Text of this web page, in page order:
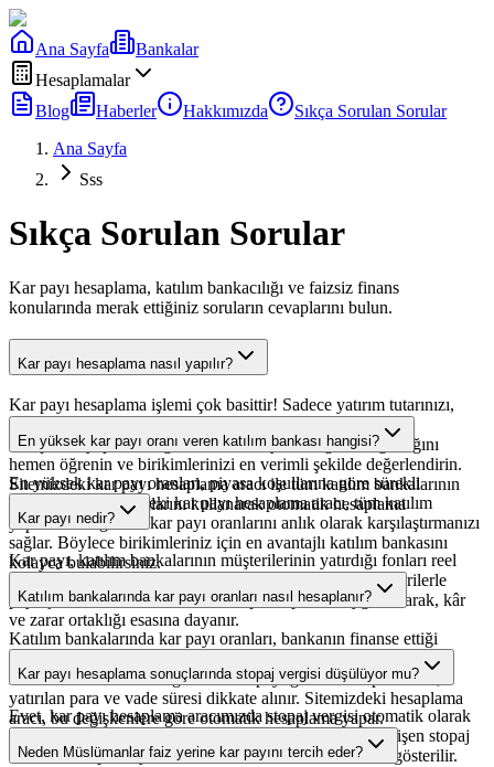
Ana Sayfa
Bankalar
Hesaplamalar
Blog
Haberler Hakkımızda
Sıkça Sorulan Sorular
Ana Sayfa
Sss
Sıkça Sorulan Sorular
Kar payı hesaplama, katılım bankacılığı ve faizsiz finans
konularında merak ettiğiniz soruların cevaplarını bulun.
Kar payı hesaplama nasıl yapılır?
Kar payı hesaplama işlemi çok basittir! Sadece yatırım tutarınızı,
vade süresini seçin ve güncel kar payı oranları ile otomatik
hesaplama yapın. Hangi bankanın en yüksek getiri sağladığını
hemen öğrenin ve birikimlerinizi en verimli şekilde değerlendirin.
Sitemizdeki kar payı hesaplama aracı ile tüm katılım bankalarının
güncel kar payı oranlarını kullanarak otomatik hesaplama
yapabilirsiniz.
En yüksek kar payı oranı veren katılım bankası hangisi?
En yüksek kar payı oranları, piyasa koşullarına göre sürekli
değişebilir. Sitemizdeki kar payı hesaplama aracı, tüm katılım
bankalarının güncel kar payı oranlarını anlık olarak karşılaştırmanızı
sağlar. Böylece birikimleriniz için en avantajlı katılım bankasını
kolayca bulabilirsiniz.
Kar payı nedir?
Kar payı, katılım bankalarının müşterilerinin yatırdığı fonları reel
sektör yatırımlarında kullanarak elde ettikleri kârın, müşterilerle
paylaşılmasıdır. Faizsiz bankacılık prensiplerine uygun olarak, kâr
ve zarar ortaklığı esasına dayanır.
Katılım bankalarında kar payı oranları nasıl hesaplanır?
Katılım bankalarında kar payı oranları, bankanın finanse ettiği
projelerin getirilerine göre belirlenir. Bankalar elde ettikleri karı,
havuzlardaki fonlara dağıtırlar. Kar payı getirisi hesaplanırken,
yatırılan para ve vade süresi dikkate alınır. Sitemizdeki hesaplama
aracı, bu değişkenlere göre otomatik hesaplama yapar.
Kar payı hesaplama sonuçlarında stopaj vergisi düşülüyor mu?
Evet, kar payı hesaplama aracımızda stopaj vergisi otomatik olarak
düşülmektedir. Vade süresine göre %10-15 arasında değişen stopaj
oranları hesaplamaya dahil edilir ve size net kazancınız gösterilir.
Neden Müslümanlar faiz yerine kar payını tercih eder?